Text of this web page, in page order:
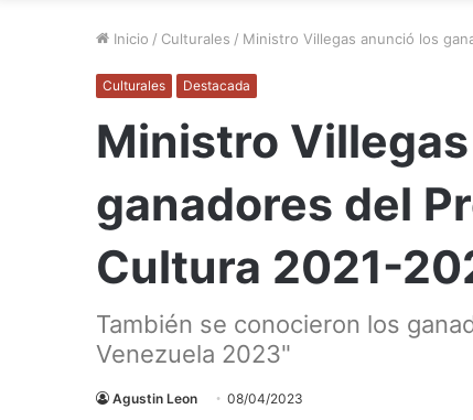
Inicio / Culturales / Ministro Villegas anunció los
Culturales Destacada
Ministro
ganadores del
Cultura 2021-
También se conocieron los
Venezuela 2023"
Agustin Leon 08/04/2023